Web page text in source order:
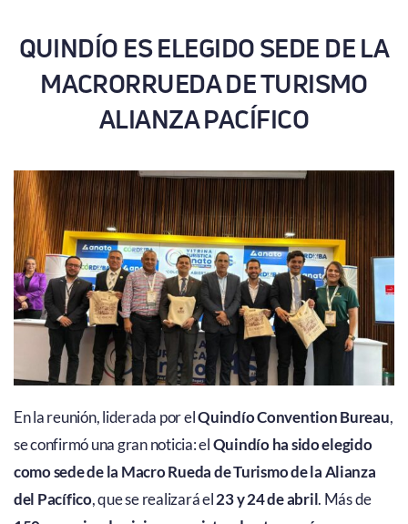
QUINDÍO ES ELEGIDO SEDE DE LA
MACRORRUEDA DE TURISMO
ALIANZA PACÍFICO
En la reunión, liderada por elQuindío Convention Bureau,
se confirmó una gran noticia: elQuindío ha sido elegido
como sede de la Macro Rueda de Turismo de la Alianza
del Pacífico, que se realizará el23 y 24 de abril. Más de